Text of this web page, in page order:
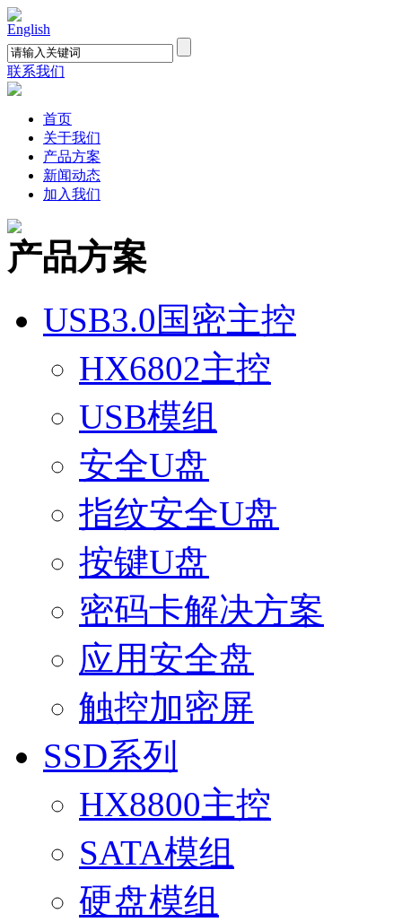
English
联系我们
首页
关于我们
产品方案
新闻动态
加入我们
产品方案
USB3.0国密主控
HX6802主控
USB模组
安全U盘
指纹安全U盘
按键U盘
密码卡解决方案
应用安全盘
触控加密屏
SSD系列
HX8800主控
SATA模组
硬盘模组